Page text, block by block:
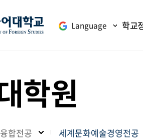
Language 학교
학원
융합전공 세계문화예술경영전공